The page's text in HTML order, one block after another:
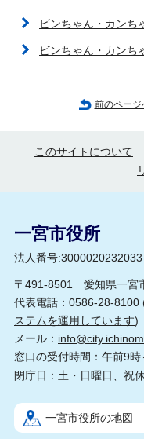
ビンちゃん・カンち
ビンちゃん・カン
前のページ
このサイトについて
一宮市役所
法人番号:3000020232033
〒491-8501 愛知県一宮
代表電話：0586-28-8100
ステムを運用しています)
メール：
窓口の受付時間：午前9時
閉庁日：土・日曜日、祝
一宮市役所の地図